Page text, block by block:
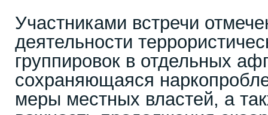
Участниками встречи
деятельности
группировок в отдельных
сохраняющаяся
меры местных властей, а